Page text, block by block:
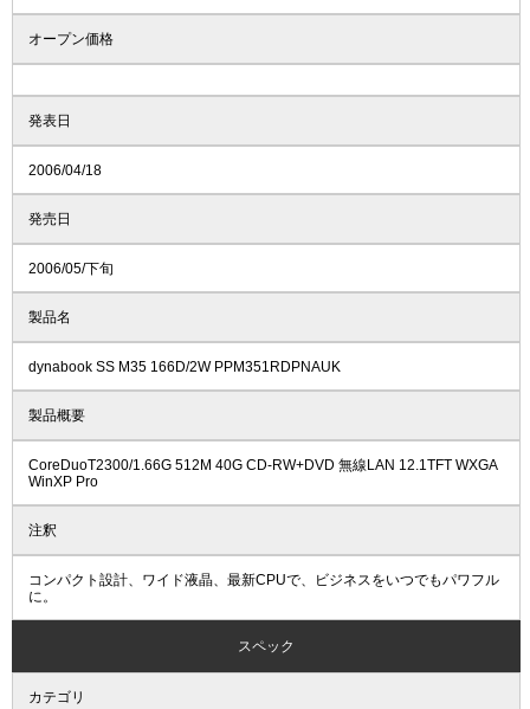
オープン価格
発表日
2006/04/18
発売日
2006/05/下旬
製品名
dynabook SS M35 166D/2W PPM351RDPNAUK
製品概要
CoreDuoT2300/1.66G 512M 40G CD-RW+DVD 無線LAN 12.1TFT WXGA
WinXP Pro
注釈
コンパクト設計、ワイド液晶、最新CPUで、ビジネスをいつでもパワフル
に。
スペック
カテゴリ